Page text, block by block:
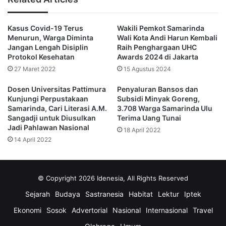
stunting ini tentu beririsan dengan warga yang kurang
“Pemkot Samarinda terus melakukan upaya-upaya
penurunan stunting, salah satunya adalah pemberian
makanan tambahan dan didukung dengan pola asuh yang
Rusmadi mengatakan bahwa stunting dapat merusak masa
depan bangsa karena dampaknya bisa sangat fatal.
Di antaranya adalah keterlambatan perkembangan mental
“Apa lagi kita bicara bonus demografi tahun 2044 yang
didominasi generasi emas atau usia produktif. Untuk itu
Kasus Covid-19 Terus
Menurun, Warga Diminta
Jangan Lengah Disiplin
Protokol Kesehatan
27 Maret 2022
Wakili Pemkot Samarinda
Wali Kota Andi Harun Kembali
Raih Penghargaan UHC
Awards 2024 di Jakarta
15 Agustus 2024
Dosen Universitas Pattimura
Kunjungi Perpustakaan
Samarinda, Cari Literasi A.M.
Sangadji untuk Diusulkan
Jadi Pahlawan Nasional
14 April 2022
Penyaluran Bansos dan
Subsidi Minyak Goreng,
3.708 Warga Samarinda Ulu
Terima Uang Tunai
18 April 2022
© Copyright 2026 Idenesia, All Rights Reserved
Sejarah Budaya Sastranesia Habitat Lektur
Iptek
Ekonomi
Sosok Advertorial Nasional Internasional
Travel